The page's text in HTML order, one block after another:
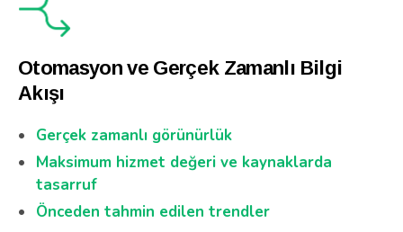
Otomasyon ve Gerçek Zamanlı Bilgi
Akışı
Gerçek zamanlı görünürlük
Maksimum hizmet değeri ve kaynaklarda
tasarruf
Önceden tahmin edilen trendler